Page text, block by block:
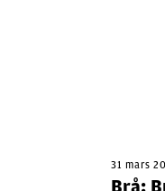
31 mars
Brå: